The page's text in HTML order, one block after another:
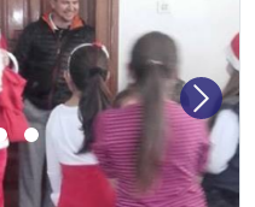
Next